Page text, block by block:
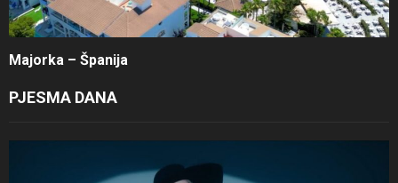
Majorka – Španija
PJESMA DANA